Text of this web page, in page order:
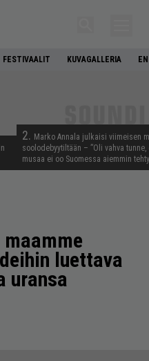
FESTIVAALIT KUVAGALLERIA
2. Marko Annala julkaisi viimeisen
soolodebyytiltään – ”Oli vahva
musaa ei oo Suomessa aiemmin
luettava
uransa